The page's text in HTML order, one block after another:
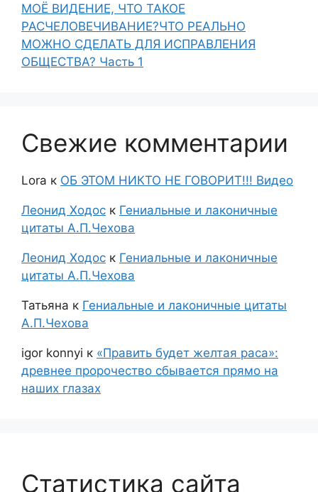
МОЁ ВИДЕНИЕ, ЧТО ТАКОЕ
РАСЧЕЛОВЕЧИВАНИЕ?ЧТО РЕАЛЬНО
МОЖНО СДЕЛАТЬ ДЛЯ ИСПРАВЛЕНИЯ
ОБЩЕСТВА? Часть 1
Свежие комментарии
Lora к ОБ ЭТОМ НИКТО НЕ ГОВОРИТ!!! Видео
Леонид Ходос к Гениальные и лаконичные
цитаты А.П.Чехова
Леонид Ходос к Гениальные и лаконичные
цитаты А.П.Чехова
Татьяна к Гениальные и лаконичные цитаты
А.П.Чехова
igor konnyi к «Править будет желтая раса»:
древнее пророчество сбывается прямо на
наших глазах
Статистика сайта